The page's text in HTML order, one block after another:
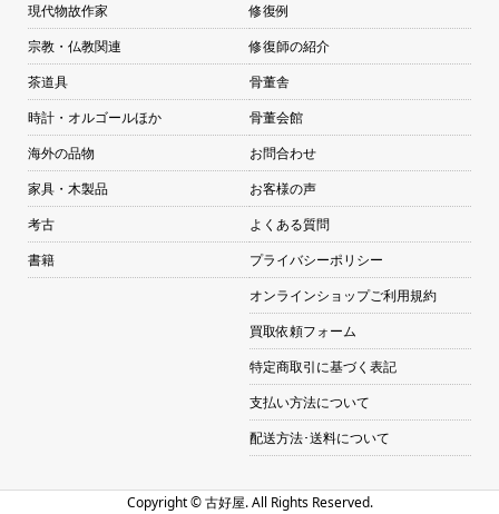
現代物故作家
宗教・仏教関連
茶道具
時計・オルゴールほか
海外の品物
家具・木製品
考古
書籍
修復例
修復師の紹介
骨董舎
骨董会館
お問合わせ
お客様の声
よくある質問
プライバシーポリシー
オンラインショップご利用規約
買取依頼フォーム
特定商取引に基づく表記
支払い方法について
配送方法･送料について
Copyright ©古好屋. All Rights Reserved.